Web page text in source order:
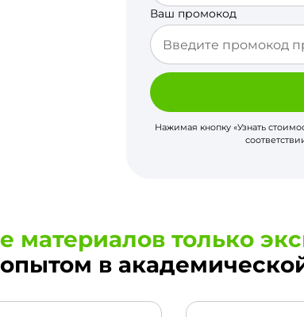
Ваш промокод
Нажимая кнопку «Узнать
только
в